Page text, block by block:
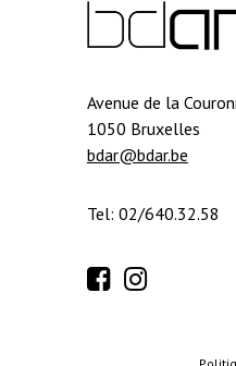
Avenue de la
1050 Bruxelles
bdar@bdar.be
Tel: 02/640.32.58